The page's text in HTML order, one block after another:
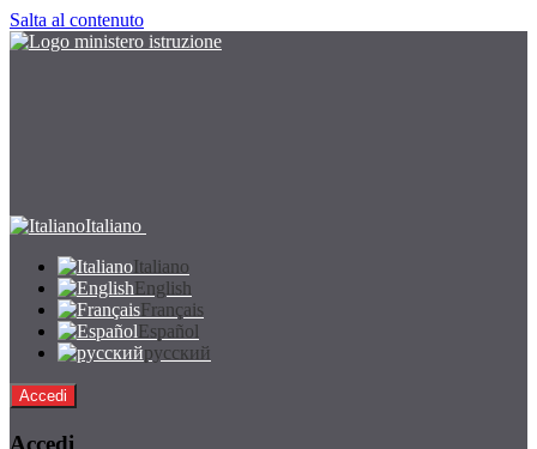
Salta al contenuto
Italiano
Italiano
English
Français
Español
русский
Accedi
Accedi